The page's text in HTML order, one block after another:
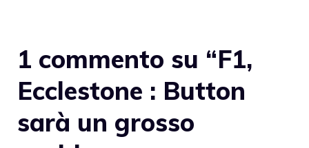
1 commento su “F1,
Ecclestone : Button
sarà un grosso